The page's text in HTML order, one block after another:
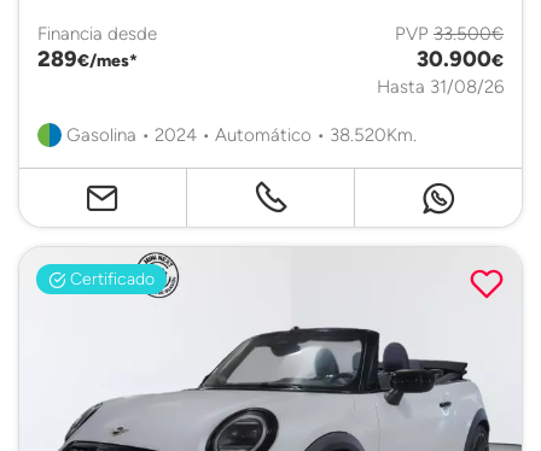
Financia desde
289€/mes*
PVP 33.500€
30.900€
Hasta 31/08/26
Gasolina • 2024 • Automático • 38.520Km.
Certificado